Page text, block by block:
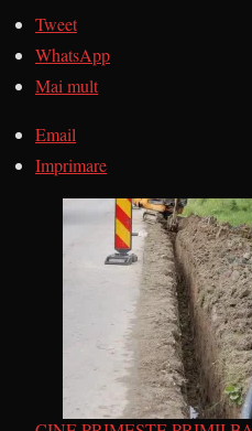
Tweet
WhatsApp
Mai mult
Email
Imprimare